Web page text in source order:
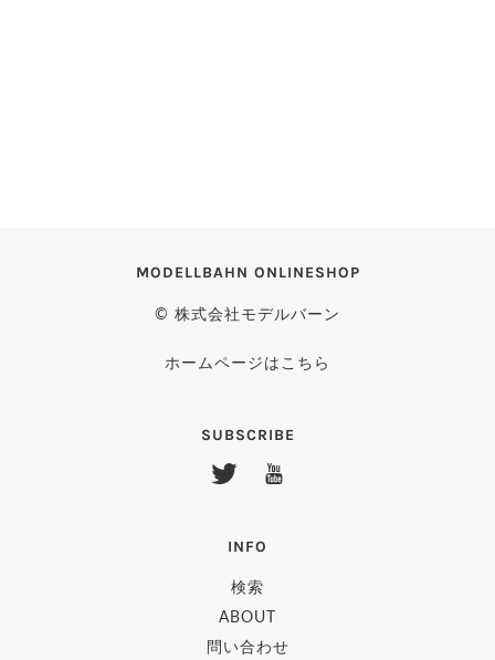
MODELLBAHN ONLINESHOP
© 株式会社モデルバーン
ホームページはこちら
SUBSCRIBE
INFO
検索
ABOUT
問い合わせ